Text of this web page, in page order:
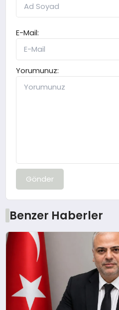
E-Mail:
Yorumunuz:
Gönder
Benzer Haberler